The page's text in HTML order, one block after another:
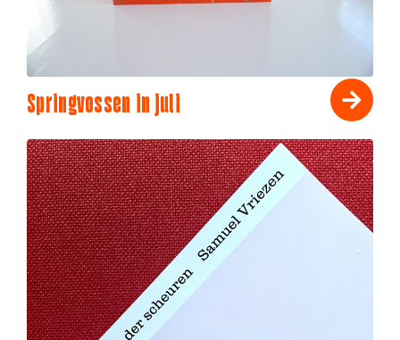
Springvossen in juli